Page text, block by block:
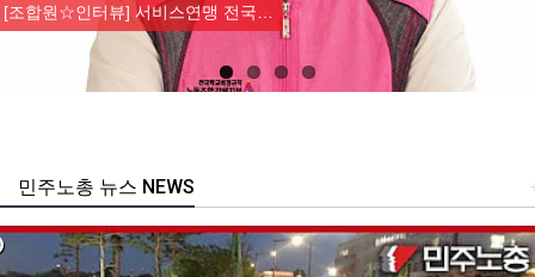
[조합원☆인터뷰] 서비스연맹 전국…
주노총 뉴스 NEWS